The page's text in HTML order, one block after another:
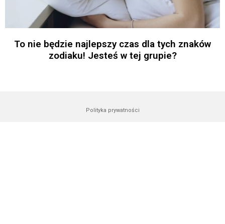
To nie będzie najlepszy czas dla tych znaków
zodiaku! Jesteś w tej grupie?
Polityka prywatności